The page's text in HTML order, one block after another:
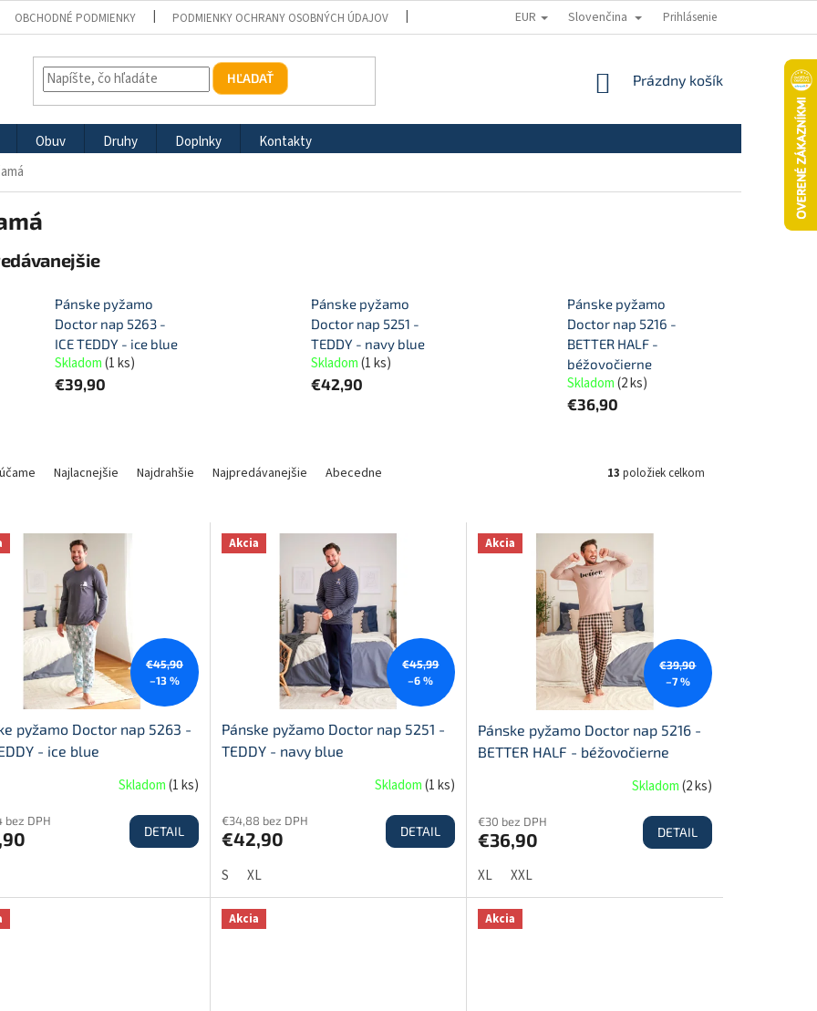
OBCHODNÉ PODMIENKY PODMIENKY OCHRANY OSOBNÝCH ÚDAJOV ODSTÚPENIE OD ZMLUVY REKLAMAČNÝ PORIADOK
EUR Slovenčina Prihlásenie
HĽADAŤ
NÁKUPNÝ
Prázdny košík
Obuv Druhy Doplnky
Kontakty
Pánske pyžamo
Doctor nap 5263 -
ICE TEDDY - ice blue
Skladom(1 ks)
€39,90
Pánske pyžamo
Doctor nap 5251 -
TEDDY - navy blue
Skladom(1 ks)
€42,90
Pánske pyžamo
Doctor nap 5216 -
BETTER HALF -
béžovočierne
Skladom(2 ks)
€36,90
Najlacnejšie Najdrahšie Najpredávanejšie Abecedne 13 položiek celkom
€45,90
–13 %
pyžamo Doctor nap 5263 -
- ice blue
Skladom(1 ks)
bez DPH
DETAIL
Akcia
€45,99
–6 %
Pánske pyžamo Doctor nap 5251 -
TEDDY - navy blue
Skladom(1 ks)
€34,88 bez DPH
€42,90 DETAIL
S XL
Akcia
€39,90
–7 %
Pánske pyžamo Doctor nap 5216 -
BETTER HALF - béžovočierne
Skladom(2 ks)
€30 bez DPH
€36,90 DETAIL
XL XXL
Akcia Akcia